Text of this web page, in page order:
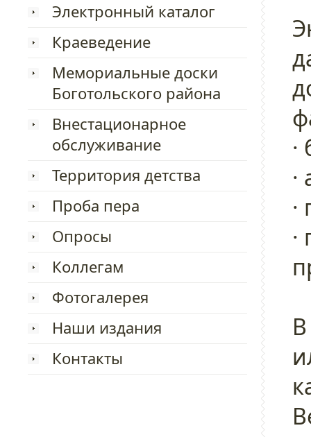
Электронный каталог
Краеведение
Мемориальные доски
Боготольского района
Внестационарное
обслуживание
Территория детства
Проба пера
Опросы
Коллегам
Фотогалерея
Наши издания
Контакты